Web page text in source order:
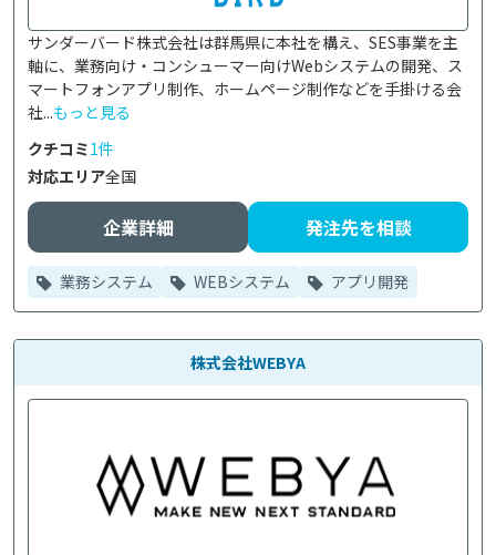
サンダーバード株式会社は群馬県に本社を構え、SES事業を主
軸に、業務向け・コンシューマー向けWebシステムの開発、ス
マートフォンアプリ制作、ホームページ制作などを手掛ける会
社...もっと見る
クチコミ1件
対応エリア全国
企業詳細 発注先を相談
業務システム WEBシステム アプリ開発
株式会社WEBYA